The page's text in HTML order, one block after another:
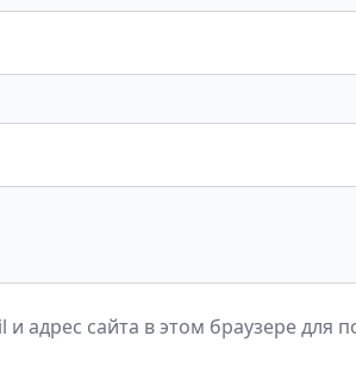
адрес сайта в этом браузере для